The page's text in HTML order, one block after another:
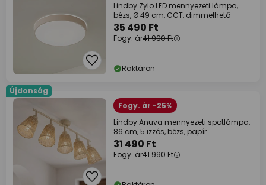
Lindby Zylo LED mennyezeti lámpa,
bézs, Ø 49 cm, CCT, dimmelhető
35 490 Ft
Fogy. ár41 990 Ft
Raktáron
Újdonság
Fogy. ár -25%
Lindby Anuva mennyezeti spotlámpa,
86 cm, 5 izzós, bézs, papír
31 490 Ft
Fogy. ár41 990 Ft